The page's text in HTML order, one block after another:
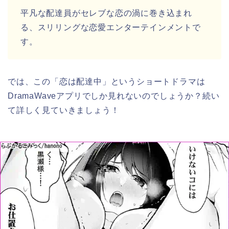
平凡な配達員がセレブな恋の渦に巻き込まれ
る、スリリングな恋愛エンターテインメントで
す。
では、この「恋は配達中」というショートドラマは
DramaWaveアプリでしか見れないのでしょうか？続い
て詳しく見ていきましょう！